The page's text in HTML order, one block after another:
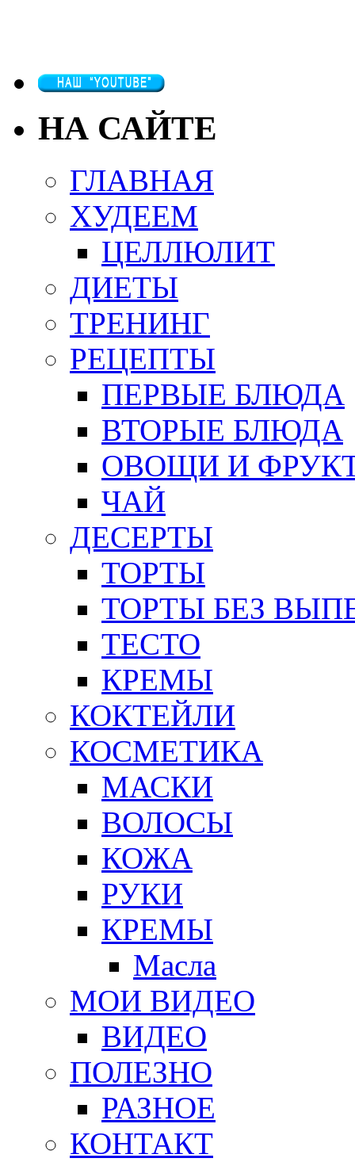
НА САЙТЕ
ГЛАВНАЯ
ХУДЕЕМ
ЦЕЛЛЮЛИТ
ДИЕТЫ
ТРЕНИНГ
РЕЦЕПТЫ
ПЕРВЫЕ БЛЮДА
ВТОРЫЕ БЛЮДА
ОВОЩИ И
ЧАЙ
ДЕСЕРТЫ
ТОРТЫ
ТОРТЫ БЕЗ
ТЕСТО
КРЕМЫ
КОКТЕЙЛИ
КОСМЕТИКА
МАСКИ
ВОЛОСЫ
КОЖА
РУКИ
КРЕМЫ
Масла
МОИ ВИДЕО
ВИДЕО
ПОЛЕЗНО
РАЗНОЕ
КОНТАКТ